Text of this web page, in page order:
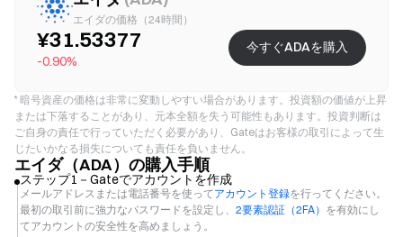
ら選び、その後、総コスト（提供業者手数料＋スプレッド）を確
認し、必要に応じてKYCを完了し、2FAでアカウントを保護してく
ださい。利用可能性、上限、手数料、処理時間は地域と提供業者
により異なります。
エイダの価格（24時間）
¥31.53377
-0.90%
今すぐADAを購入
* 暗号資産の価格は非常に変動しやすい場合があります。投資額の価値が上昇
または下落することがあり、元本全額を失う可能性もあります。投資判断は
ご自身の責任で行っていただく必要があり、Gateはお客様の取引によって生
じたいかなる損失についても責任を負いません。
エイダ（ADA）の購入手順
ステップ1－Gateでアカウントを作成
メールアドレスまたは電話番号を使ってアカウント登録を行ってください。
最初の取引前に強力なパスワードを設定し、 2要素認証（2FA） を有効にし
てアカウントの安全性を高めましょう。